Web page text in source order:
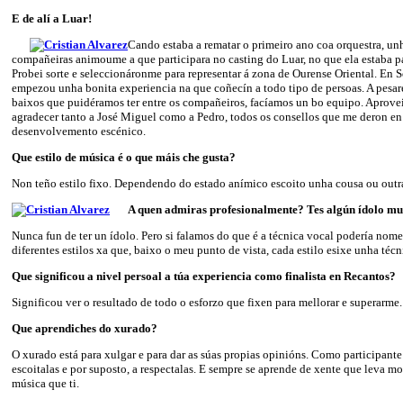
E de alí a Luar!
Cando estaba a rematar o primeiro ano coa orquestra,
compañeiras animoume a que participara no casting do Luar, no que ela estaba
Probei sorte e seleccionáronme para representar á zona de Ourense Oriental. En
empezou unha bonita experiencia na que coñecín a todo tipo de persoas. A
baixos que puidéramos ter entre os compañeiros, facíamos un bo equipo.
agradecer tanto a José Miguel como a Pedro, todos os consellos que me deron
desenvolvemento escénico.
Que estilo de música é o que máis che gusta?
Non teño estilo fixo. Dependendo do estado anímico escoito unha cousa ou
A quen admiras profesionalmente? Tes algún ídolo
Nunca fun de ter un ídolo. Pero si falamos do que é a técnica vocal podería
diferentes estilos xa que, baixo o meu punto de vista, cada estilo esixe unha
Que significou a nivel persoal a túa experiencia como finalista en Recantos?
Significou ver o resultado de todo o esforzo que fixen para mellorar e superarme.
Que aprendiches do xurado?
O xurado está para xulgar e para dar as súas propias opinións. Como
escoitalas e por suposto, a respectalas. E sempre se aprende de xente que leva
música que ti.